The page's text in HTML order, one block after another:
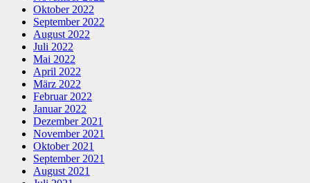
Oktober 2022
September 2022
August 2022
Juli 2022
Mai 2022
April 2022
März 2022
Februar 2022
Januar 2022
Dezember 2021
November 2021
Oktober 2021
September 2021
August 2021